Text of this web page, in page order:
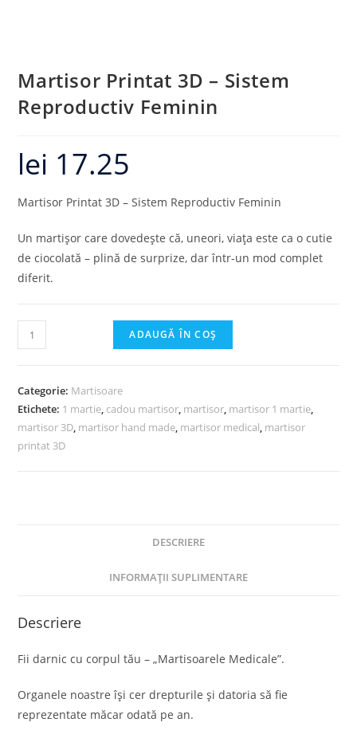
Martisor Printat 3D – Sistem
Reproductiv Feminin
lei 17.25
Martisor Printat 3D – Sistem Reproductiv Feminin
Un martișor care dovedește că, uneori, viața este ca o cutie
de ciocolată – plină de surprize, dar într-un mod complet
diferit.
ADAUGĂ ÎN COȘ
Categorie: Martisoare
Etichete: 1 martie, cadou martisor, martisor, martisor 1 martie,
martisor 3D, martisor hand made, martisor medical, martisor
printat 3D
DESCRIERE
INFORMAȚII SUPLIMENTARE
Descriere
Fii darnic cu corpul tău – „Martisoarele Medicale”.
Organele noastre își cer drepturile și datoria să fie
reprezentate măcar odată pe an.